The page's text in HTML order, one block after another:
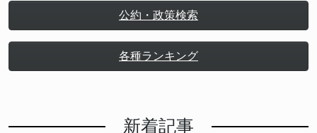
公約・政策検索
各種ランキング
新着記事